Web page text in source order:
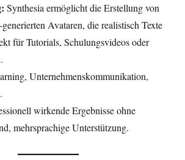
Synthesia ermöglicht die Erstellung von
Avataren, die realistisch Texte
für Tutorials, Schulungsvideos oder
Unternehmenskommunikation,
wirkende Ergebnisse ohne
mehrsprachige Unterstützung.